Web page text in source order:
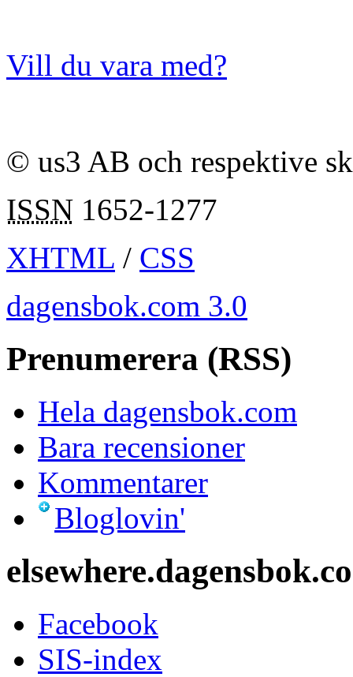
Vill du vara med?
© us3 AB och respektive
ISSN 1652-1277
XHTML / CSS
dagensbok.com 3.0
Prenumerera (RSS)
Hela dagensbok.com
Bara recensioner
Kommentarer
Bloglovin'
Facebook
SIS-index